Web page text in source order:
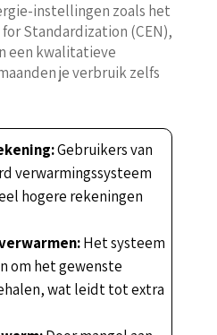
instellingen zoals het
Standardization (CEN),
een kwalitatieve
je verbruik zelfs
Gebruikers van
verwarmingssysteem
hogere rekeningen
Het systeem
om het gewenste
wat leidt tot extra